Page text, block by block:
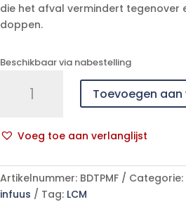
die het afval vermindert tegenover
doppen.
Beschikbaar via nabestelling
Combistopper
TP-
100
stuks
Toevoegen
Voeg toe aan verlanglijst
l
t
e
Artikelnummer: BDTPMF Categorie:
infuus
Tag: LCM